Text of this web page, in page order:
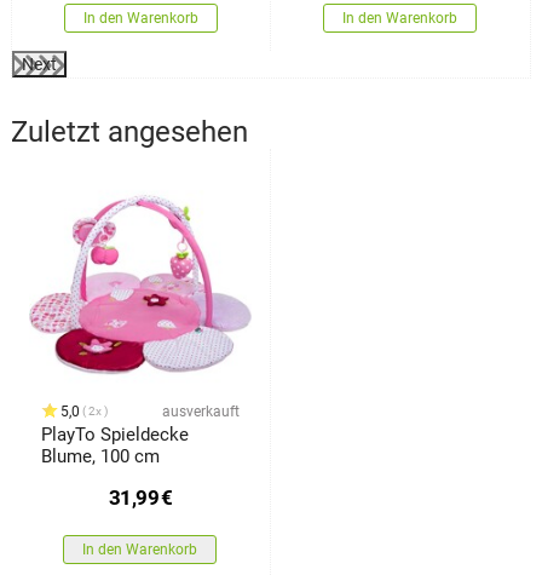
In den Warenkorb In den Warenkorb
Next
Zuletzt angesehen
5,0 2x ausverkauft
PlayTo Spieldecke
Blume, 100 cm
31,99€
In den Warenkorb